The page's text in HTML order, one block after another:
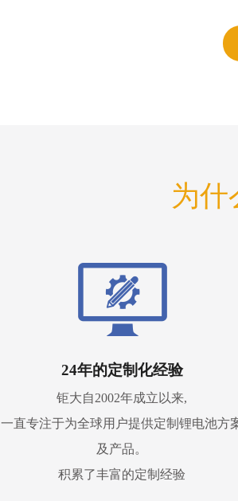
为什
24年的定制化经验
钜大自2002年成立以来,
一直专注于为全球用户提供定制锂电池方
及产品。
积累了丰富的定制经验